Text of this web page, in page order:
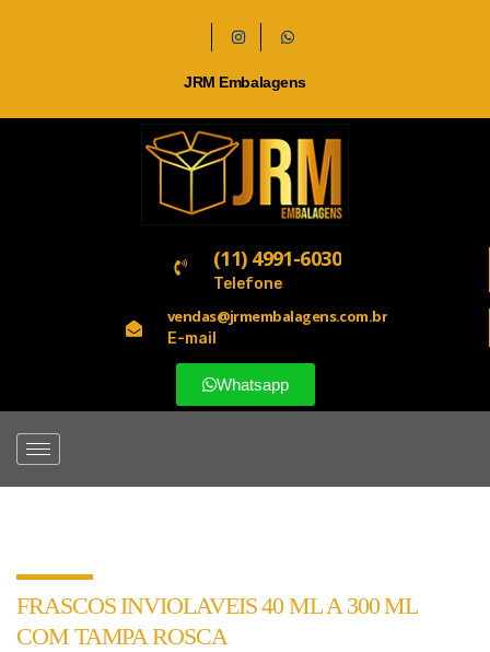
JRM Embalagens
(11) 4991-6030
Telefone
vendas@jrmembalagens.com.br
E-mail
Whatsapp
FRASCOS INVIOLAVEIS 40 ML A 300 ML
COM TAMPA ROSCA